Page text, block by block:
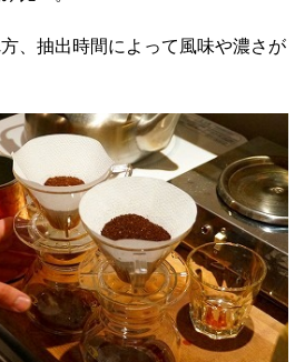
、抽出時間によって風味や濃さが